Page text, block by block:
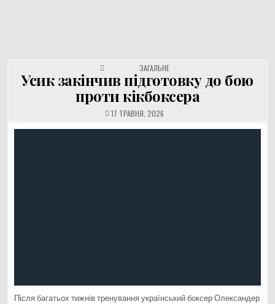
POSTED INЗАГАЛЬНЕ
Усик закінчив підготовку до бою
проти кікбоксера
17 ТРАВНЯ, 2026
Після багатьох тижнів тренування український боксер Олександер